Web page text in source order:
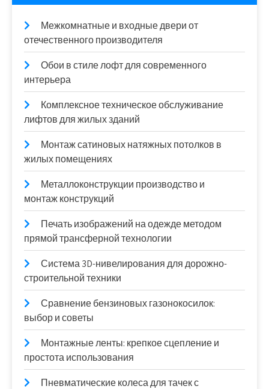
Межкомнатные и входные двери от
отечественного производителя
Обои в стиле лофт для современного
интерьера
Комплексное техническое обслуживание
лифтов для жилых зданий
Монтаж сатиновых натяжных потолков в
жилых помещениях
Металлоконструкции производство и
монтаж конструкций
Печать изображений на одежде методом
прямой трансферной технологии
Система 3D-нивелирования для дорожно-
строительной техники
Сравнение бензиновых газонокосилок:
выбор и советы
Монтажные ленты: крепкое сцепление и
простота использования
Пневматические колеса для тачек с